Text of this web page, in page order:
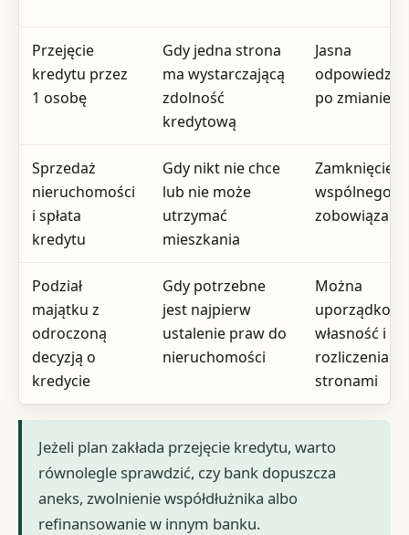
Przejęcie
kredytu przez
1 osobę
Gdy jedna strona
ma wystarczającą
zdolność
kredytową
Jasna
po zmianie
Sprzedaż
nieruchomości
i spłata
kredytu
Gdy nikt nie chce
lub nie może
utrzymać
mieszkania
Zamknięcie
wspólnego
Podział
majątku z
odroczoną
decyzją o
kredycie
Gdy potrzebne
jest najpierw
ustalenie praw do
nieruchomości
Można
własność i
rozliczenia
stronami
Jeżeli plan zakłada przejęcie kredytu, warto
równolegle sprawdzić, czy bank dopuszcza
aneks, zwolnienie współdłużnika albo
refinansowanie w innym banku.